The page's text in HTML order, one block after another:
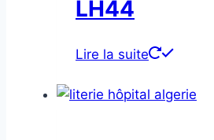
LH44
Lire la suite